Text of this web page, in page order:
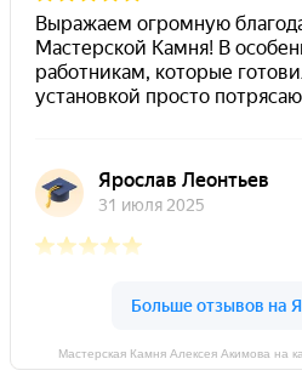
Мастерская Камня Алексея Акимова на